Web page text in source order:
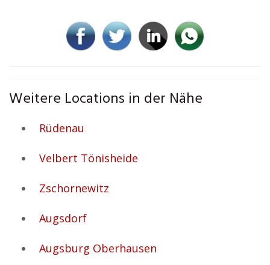
Weitere Locations in der Nähe
Rüdenau
Velbert Tönisheide
Zschornewitz
Augsdorf
Augsburg Oberhausen